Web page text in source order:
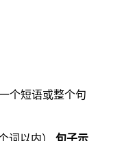
个短语或整个句
词以内） 句子示